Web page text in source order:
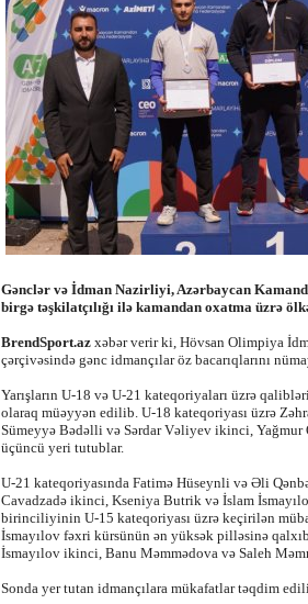
Gənclər və İdman Nazirliyi, Azərbaycan
birgə təşkilatçılığı ilə kamandan oxatma üzrə
BrendSport.az xəbər verir ki, Hövsan Olimpiya
çərçivəsində gənc idmançılar öz bacarıqlarını
Yarışların U-18 və U-21 kateqoriyaları üzrə
olaraq müəyyən edilib. U-18 kateqoriyası üzrə
Sümeyyə Bədəlli və Sərdar Vəliyev ikinci, Yağmur
üçüncü yeri tutublar.
U-21 kateqoriyasında Fatimə Hüseynli və Əli
Cavadzadə ikinci, Kseniya Butrik və İslam
birinciliyinin U-15 kateqoriyası üzrə keçirilən
İsmayılov fəxri kürsünün ən yüksək pilləsinə
İsmayılov ikinci, Banu Məmmədova və Saleh
Sonda yer tutan idmançılara mükafatlar təqdim